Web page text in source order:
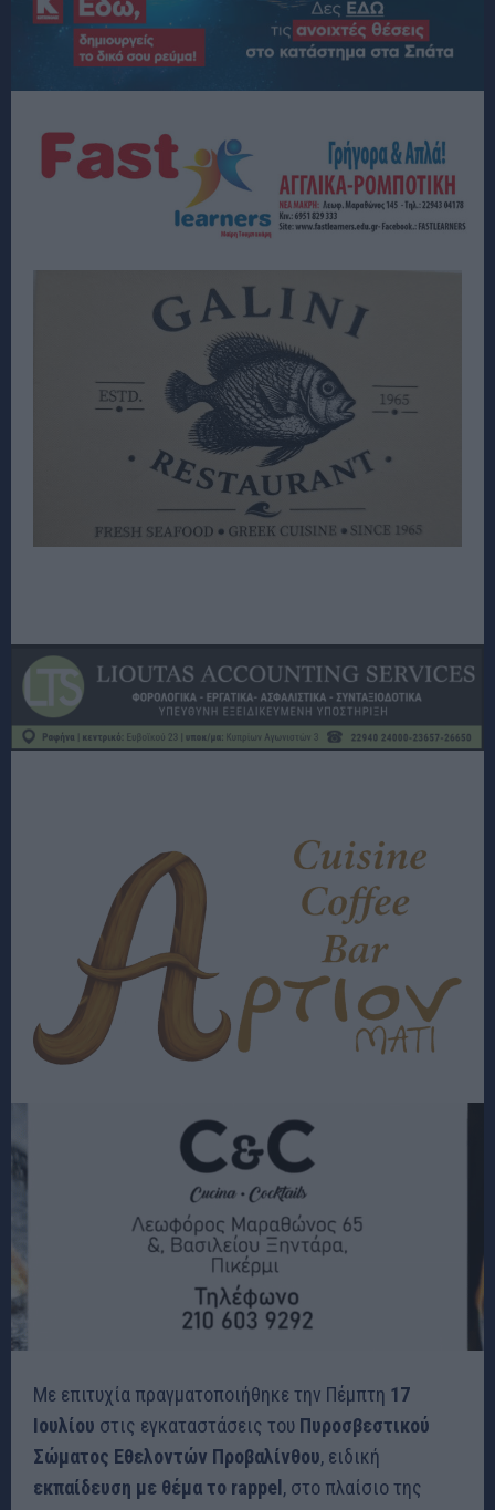
Με επιτυχία πραγματοποιήθηκε την Πέμπτη 17
Ιουλίου στις εγκαταστάσεις του Πυροσβεστικού
Σώματος Εθελοντών Προβαλίνθου, ειδική
εκπαίδευση με θέμα το rappel, στο πλαίσιο της